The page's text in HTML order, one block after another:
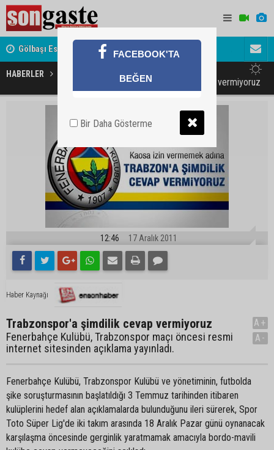
Gölbaşı Esnafının Sesi Ankara Kalkınma Ajansı'nda Avukat
akını
HABERLER
Trabzonspor'a şimdilik cevap vermiyoruz
12:46 17 Aralık 2011
Haber Kaynağı
Trabzonspor'a şimdilik cevap vermiyoruz
Fenerbahçe Kulübü, Trabzonspor maçı öncesi resmi
internet sitesinden açıklama yayınladı.
A+
A-
Fenerbahçe Kulübü, Trabzonspor Kulübü ve yönetiminin, futbolda
şike soruşturmasının başlatıldığı 3 Temmuz tarihinden itibaren
kulüplerini hedef alan açıklamalarda bulunduğunu ileri sürerek, Spor
Toto Süper Lig'de iki takım arasında 18 Aralık Pazar günü oynanacak
karşılaşma öncesinde gerginlik yaratmamak amacıyla bordo-mavili
FACEBOOK'TA
BEĞEN
Bir Daha Gösterme